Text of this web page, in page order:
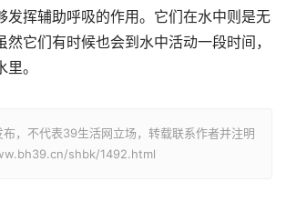
发挥辅助呼吸的作用。它们在水中则是无
然它们有时候也会到水中活动一段时间，
。
，不代表39生活网立场，转载联系作者并注明
shbk/1492.html